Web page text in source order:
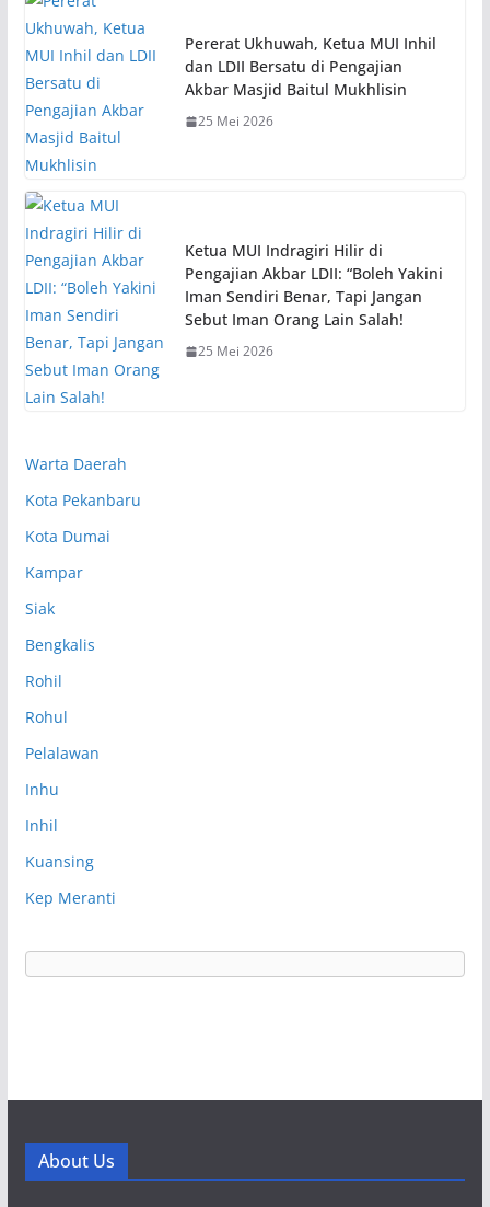
Pererat Ukhuwah, Ketua MUI Inhil
dan LDII Bersatu di Pengajian
Akbar Masjid Baitul Mukhlisin
25 Mei 2026
Ketua MUI Indragiri Hilir di
Pengajian Akbar LDII: “Boleh Yakini
Iman Sendiri Benar, Tapi Jangan
Sebut Iman Orang Lain Salah!
25 Mei 2026
Warta Daerah
Kota Pekanbaru
Kota Dumai
Kampar
Siak
Bengkalis
Rohil
Rohul
Pelalawan
Inhu
Inhil
Kuansing
Kep Meranti
About Us